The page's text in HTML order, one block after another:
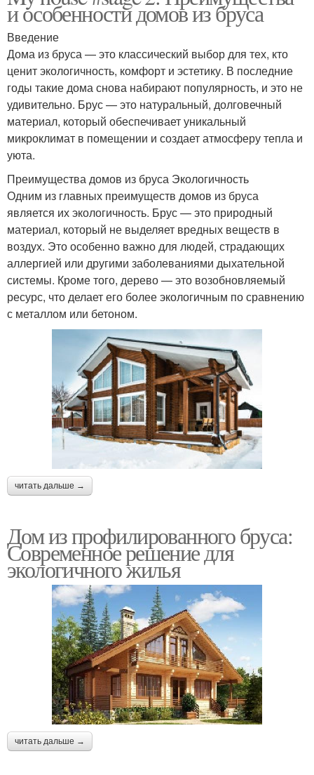
и особенности домов из бруса
Введение
Дома из бруса — это классический выбор для тех, кто
ценит экологичность, комфорт и эстетику. В последние
годы такие дома снова набирают популярность, и это не
удивительно. Брус — это натуральный, долговечный
материал, который обеспечивает уникальный
микроклимат в помещении и создает атмосферу тепла и
уюта.
Преимущества домов из бруса Экологичность
Одним из главных преимуществ домов из бруса
является их экологичность. Брус — это природный
материал, который не выделяет вредных веществ в
воздух. Это особенно важно для людей, страдающих
аллергией или другими заболеваниями дыхательной
системы. Кроме того, дерево — это возобновляемый
ресурс, что делает его более экологичным по сравнению
с металлом или бетоном.
читать дальше →
Дом из профилированного бруса:
Современное решение для
экологичного жилья
читать дальше →